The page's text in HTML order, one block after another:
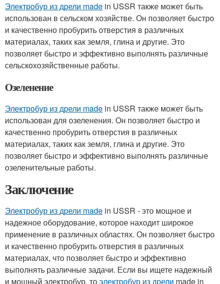
Электробур из дрели made in USSR также может быть
использован в сельском хозяйстве. Он позволяет быстро
и качественно пробурить отверстия в различных
материалах, таких как земля, глина и другие. Это
позволяет быстро и эффективно выполнять различные
сельскохозяйственные работы.
Озеленение
Электробур из дрели made in USSR также может быть
использован для озеленения. Он позволяет быстро и
качественно пробурить отверстия в различных
материалах, таких как земля, глина и другие. Это
позволяет быстро и эффективно выполнять различные
озеленительные работы.
Заключение
Электробур из дрели made in USSR - это мощное и
надежное оборудование, которое находит широкое
применение в различных областях. Он позволяет быстро
и качественно пробурить отверстия в различных
материалах, что позволяет быстро и эффективно
выполнять различные задачи. Если вы ищете надежный
и мощный электробур, тоэлектробур из дрели made in